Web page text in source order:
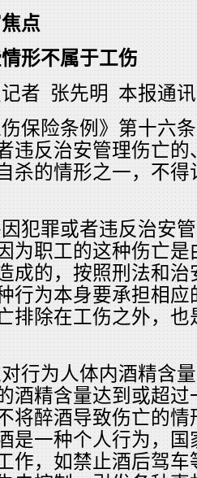
点
形不属于工伤
者 张先明 本报通
保险条例》第十六
违反治安管理伤亡
杀的情形之一，不
犯罪或者违反治安
为职工的这种伤亡
成的，按照刑法和
行为本身要承担相
排除在工伤之外，
行为人体内酒精含
酒精含量达到或超
将醉酒导致伤亡的
是一种个人行为，
作，如禁止酒后驾